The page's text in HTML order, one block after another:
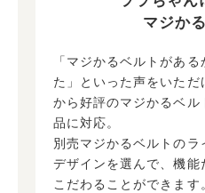
マジか
「マジかるベルトがあ
た」といった声をいた
から好評のマジかるベ
品に対応。
別売マジかるベルトの
デザインを選んで、機能
こだわることができます。